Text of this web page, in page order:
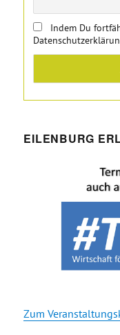
Indem Du
EILENBURG
Zum